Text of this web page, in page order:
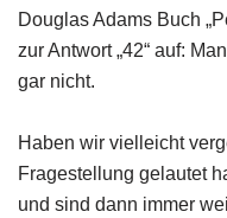
Douglas Adams Buch
zur Antwort „42“ auf:
gar nicht.
Haben wir vielleicht
Fragestellung gelautet
und sind dann immer